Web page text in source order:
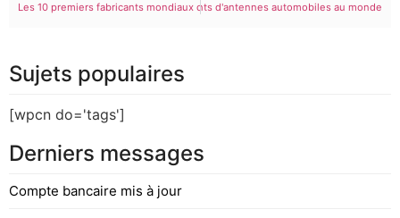
Les 10 premiers fabricants d'antennes automobiles au monde
Les 10 premiers fabricants mondiaux d'antennes HF
Sujets populaires
[wpcn do='tags']
Derniers messages
Compte bancaire mis à jour